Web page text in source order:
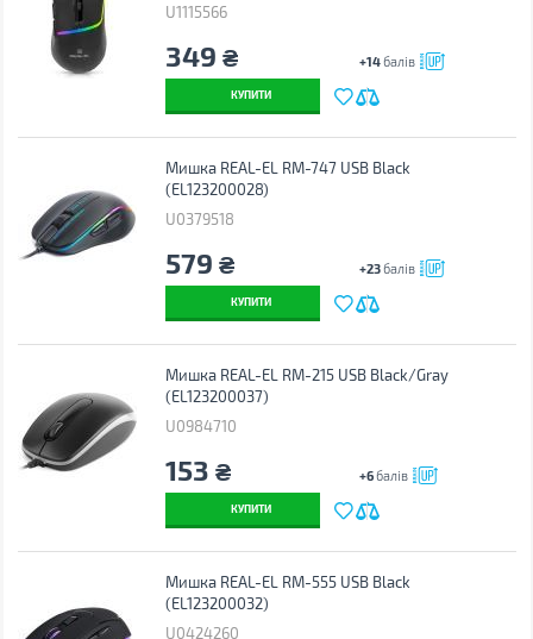
U1115566
349 ₴ +14балів
КУПИТИ
Мишка REAL-EL RM-747 USB Black
(EL123200028)
U0379518
579 ₴ +23балів
КУПИТИ
Мишка REAL-EL RM-215 USB Black/Gray
(EL123200037)
U0984710
153 ₴ +6балів
КУПИТИ
Мишка REAL-EL RM-555 USB Black
(EL123200032)
U0424260